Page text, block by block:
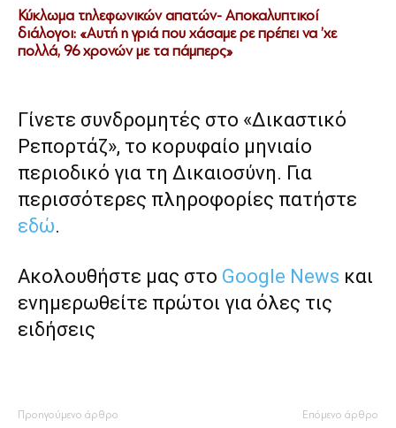
Κύκλωμα τηλεφωνικών απατών- Αποκαλυπτικοί
διάλογοι: «Αυτή η γριά που χάσαμε ρε πρέπει να ’χε
πολλά, 96 χρονών με τα πάμπερς»
Γίνετε συνδρομητές στο «Δικαστικό
Ρεπορτάζ», το κορυφαίο μηνιαίο
περιοδικό για τη Δικαιοσύνη. Για
περισσότερες πληροφορίες πατήστε
εδώ.
Ακολουθήστε μας στο Google News και
ενημερωθείτε πρώτοι για όλες τις
ειδήσεις
Προηγούμενο άρθρο Επόμενο άρθρο